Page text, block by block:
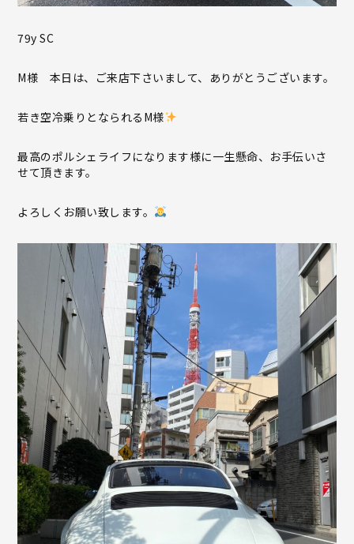
79y SC
M様 本日は、ご来店下さいまして、ありがとうございます。
若き空冷乗りとなられるM様
最高のポルシェライフになります様に一生懸命、お手伝いさ
せて頂きます。
よろしくお願い致します。